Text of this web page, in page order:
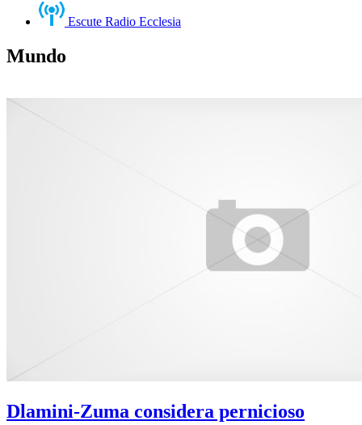
Escute Radio Ecclesia
Mundo
Dlamini-Zuma considera pernicioso